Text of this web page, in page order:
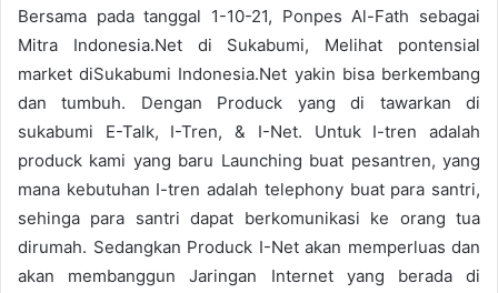
Bersama pada tanggal 1-10-21, Ponpes Al-Fath sebagai
Mitra Indonesia.Net di Sukabumi, Melihat pontensial
market diSukabumi Indonesia.Net yakin bisa berkembang
dan tumbuh. Dengan Produck yang di tawarkan di
sukabumi E-Talk, I-Tren, & I-Net. Untuk I-tren adalah
produck kami yang baru Launching buat pesantren, yang
mana kebutuhan I-tren adalah telephony buat para santri,
sehinga para santri dapat berkomunikasi ke orang tua
dirumah. Sedangkan Produck I-Net akan memperluas dan
akan membanggun Jaringan Internet yang berada di